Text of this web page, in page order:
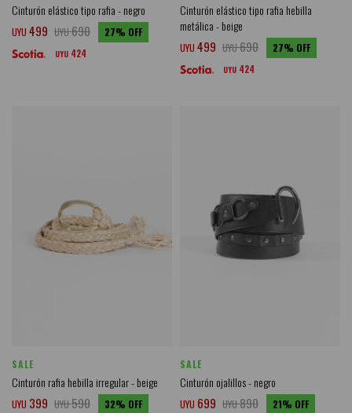
Cinturón elástico tipo rafia - negro
UYU 499 UYU690 27
UYU 424
Cinturón elástico tipo rafia hebilla
metálica - beige
UYU 499 UYU690 27
UYU 424
SALE
Cinturón rafia hebilla irregular - beige
UYU 399 UYU590 32
SALE
Cinturón ojalillos - negro
UYU 699 UYU890 21